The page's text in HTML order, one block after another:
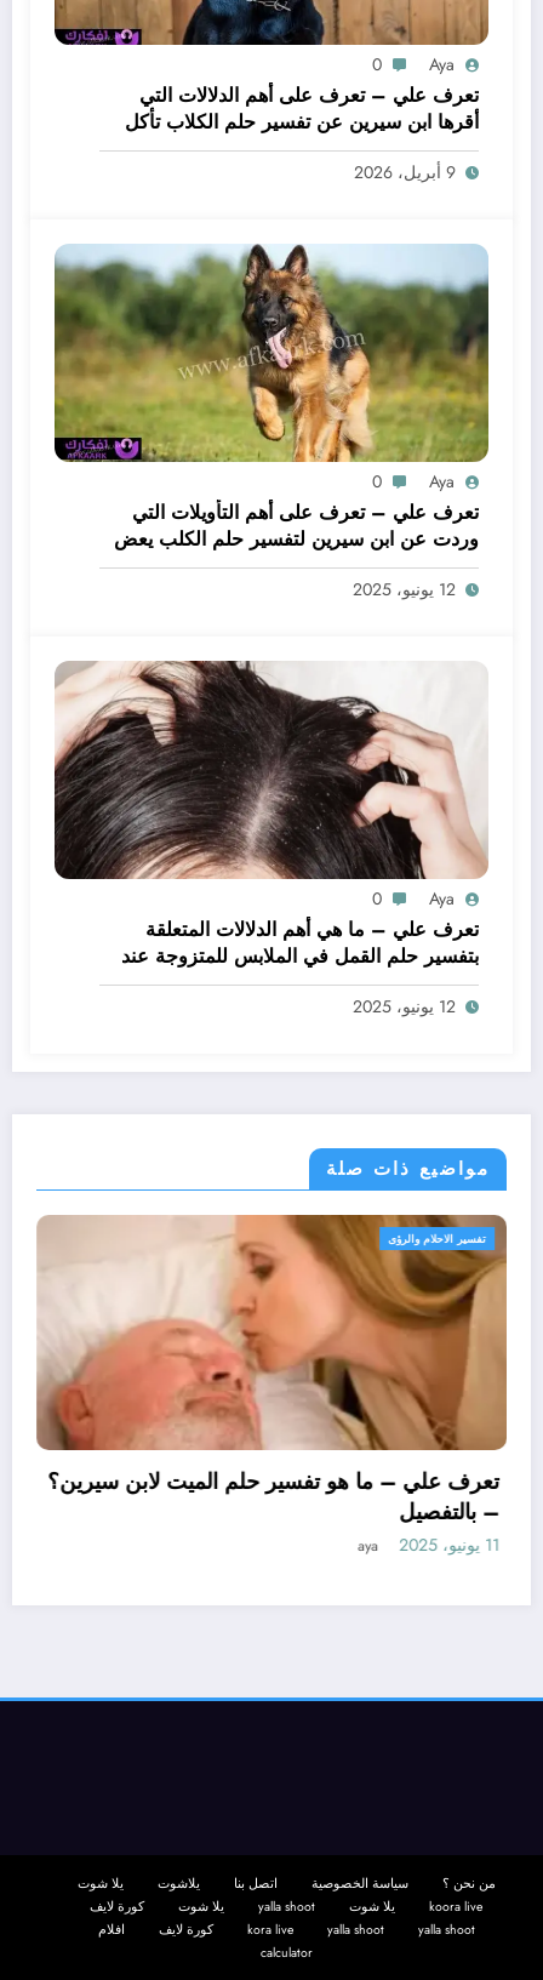
Aya
0
تعرف علي – تعرف على أهم الدلالات التي
أقرها ابن سيرين عن تفسير حلم الكلاب تأكل
لحم – بالتفصيل
9 أبريل، 2026
Aya
0
تعرف علي – تعرف على أهم التأويلات التي
وردت عن ابن سيرين لتفسير حلم الكلب يعض
يدي – بالتفصيل
12 يونيو، 2025
Aya
0
تعرف علي – ما هي أهم الدلالات المتعلقة
بتفسير حلم القمل في الملابس للمتزوجة عند
ابن سيرين؟ – بالتفصيل
12 يونيو، 2025
مواضيع ذات صلة
تعرف علي – ما هو
ابن سيرين لتفسير حلم
سياسة الخصوصية اتصل بنا